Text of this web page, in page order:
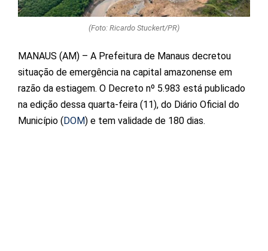
(Foto: Ricardo Stuckert/PR)
MANAUS (AM) – A Prefeitura de Manaus decretou
situação de emergência na capital amazonense em
razão da estiagem. O Decreto nº 5.983 está publicado
na edição dessa quarta-feira (11), do Diário Oficial do
Município (DOM) e tem validade de 180 dias.